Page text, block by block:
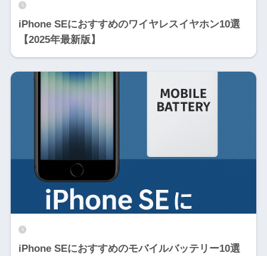
iPhone SEにおすすめのワイヤレスイヤホン10選
【2025年最新版】
iPhone SEにおすすめのモバイルバッテリー10選